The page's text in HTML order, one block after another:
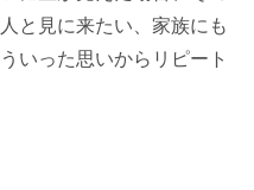
と見に来たい、家族にも
いった思いからリピート